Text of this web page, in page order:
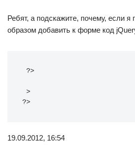
Ребят, а подскажите, почему, если
образом добавить к форме код
?>
>
?>
19.09.2012, 16:54